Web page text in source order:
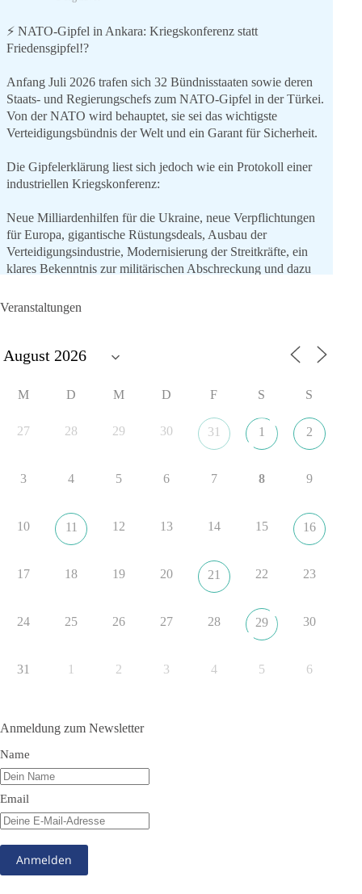
⚡️ NATO-Gipfel in Ankara: Kriegskonferenz statt
Friedensgipfel!?
Anfang Juli 2026 trafen sich 32 Bündnisstaaten sowie deren
Staats- und Regierungschefs zum NATO-Gipfel in der Türkei.
Von der NATO wird behauptet, sie sei das wichtigste
Verteidigungsbündnis der Welt und ein Garant für Sicherheit.
Die Gipfelerklärung liest sich jedoch wie ein Protokoll einer
industriellen Kriegskonferenz:
Neue Milliardenhilfen für die Ukraine, neue Verpflichtungen
für Europa, gigantische Rüstungsdeals, Ausbau der
Verteidigungsindustrie, Modernisierung der Streitkräfte, ein
klares Bekenntnis zur militärischen Abschreckung und dazu
aus der NATO. Ein Gipfel, der mehr nach Rüstungsdeal als
nach Friedenspolitik klingt, wird niemals Sicherheit schaffen,
#NATO
Im Politischen Frühschoppen diskutieren die Teilnehmer das
Verhältnis von Mensch, Natur und Grundgesetz.
Beitrag der AG Strategische Impulse
Kann die Natur Träger eigener Grundrechte sein? Oder würde
eine solche Entwicklung das Fundament unseres
beschäftigte sich die Teilnehmer des Politischen
Frühschoppens der AG Strategische Impulse am 19. Juli 2026.
Veranstaltungen
M D M D F S S
27 28 29 30 31 1 2
3 4 5 6 7 8 9
10 11 12 13 14 15 16
17 18 19 20 21 22 23
24 25 26 27 28 29 30
31 1 2 3 4 5 6
Anmeldung zum Newsletter
Name
Email